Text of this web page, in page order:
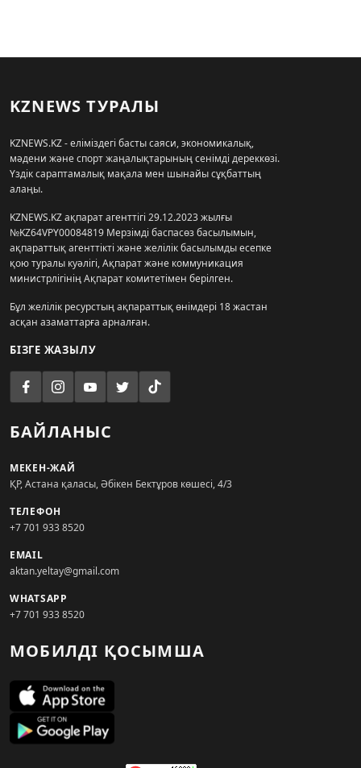
KZNEWS ТУРАЛЫ
KZNEWS.KZ - еліміздегі басты саяси, экономикалық,
мәдени және спорт жаңалықтарының сенімді дереккөзі.
Үздік сараптамалық мақала мен шынайы сұқбаттың
алаңы.
KZNEWS.KZ ақпарат агенттігі 29.12.2023 жылғы
№KZ64VPY00084819 Мерзімді баспасөз басылымын,
ақпараттық агенттікті және желілік басылымды есепке
қою туралы куәлігі, Ақпарат және коммуникация
министрлігінің Ақпарат комитетімен берілген.
Бұл желілік ресурстың ақпараттық өнімдері 18 жастан
асқан азаматтарға арналған.
БІЗГЕ ЖАЗЫЛУ
БАЙЛАНЫС
МЕКЕН-ЖАЙ
ҚР, Астана қаласы, Әбікен Бектұров көшесі, 4/3
ТЕЛЕФОН
+7 701 933 8520
EMAIL
aktan.yeltay@gmail.com
WHATSAPP
+7 701 933 8520
МОБИЛДІ ҚОСЫМША